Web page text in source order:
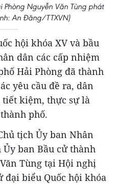
Nguyễn Văn Tùng phát
An Đăng/TTXVN)
hội khóa XV và bầu
dân các cấp nhiệm
Hải Phòng đã thành
yêu cầu đề ra, dân
tiết kiệm, thực sự là
phố.
tịch Ủy ban Nhân
ban Bầu cử thành
Tùng tại Hội nghị
đại biểu Quốc hội khóa